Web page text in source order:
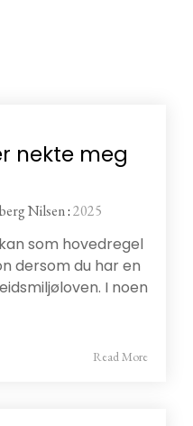
nekte meg
Nilsen:2025
som hovedregel
dersom du har en
I noen
Read More